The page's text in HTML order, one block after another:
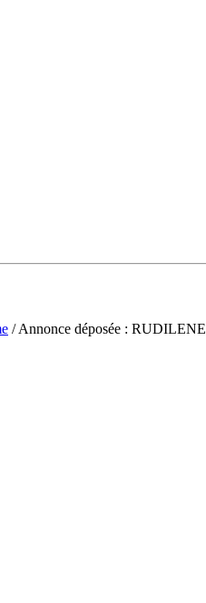
/ Annonce déposée : RUDILENE